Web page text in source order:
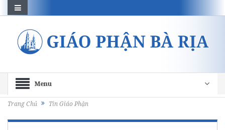
Menu
Trang Chủ Tin Giáo Phận